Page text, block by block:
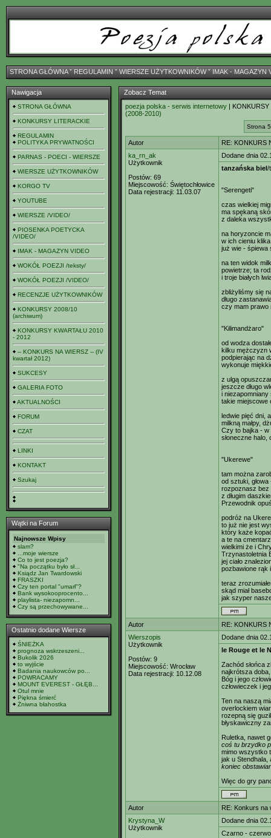
STRONA GŁÓWNAˇ REGULAMIN ˇ WIERSZE UŻYTKOWNIKÓWˇ IMAK - MAGAZYN
Nawigacja
STRONA GŁÓWNA
KONKURSY LITERACKIE
REGULAMIN
POLITYKA PRYWATNOŚCI
PARNAS - POECI - WIERSZE
WIERSZE UŻYTKOWNIKÓW
KORGO TV
YOUTUBE
WIERSZE /VIDEO/
PIOSENKA POETYCKA
/VIDEO/
IMAK - MAGAZYN VIDEO
WOKÓŁ POEZJI /teksty/
WOKÓŁ POEZJI /VIDEO/
RECENZJE UŻYTKOWNIKÓW
KONKURSY 2008/10
(archiwum)
KONKURSY KWARTAŁU 2010
- 2012
-- KONKURS NA WIERSZ -- (IV
kwartał 2012)
SUKCESY
GALERIA FOTO
AKTUALNOŚCI
FORUM
CZAT
LINKI
KONTAKT
Szukaj
Wątki na Forum
Najnowsze Wpisy
slam?
...moje wiersze
Co to jest poezja?
"Na początku było sł...
Ksiądz Jan Twardowski
FRASZKI
Czy ten portal "umarł"?
Bank wysokooprocento...
playlista- niezapomn...
Czy są przechowywane...
Ostatnio dodane Wiersze
ŚNIEŻKA
prognoza wskrzeszeni...
Bukolik 2026
to wyjście
Badania naukowców po...
POWRACAMY
MOUNT EVEREST - GŁĘB...
Otul mnie
Piękna śmierć
Żniwna błahostka
Zobacz Temat
poezja polska - serwis internetowy |
(2008-2010)
Strona
Autor
RE: KONKURS
ka_rn_ak
Użytkownik
Postów: 69
Miejscowość: Świętochłowice
Data rejestracji: 11.03.07
Dodane dnia
tanzańska biel/
"Serengeti"
czas wielkiej
ma spękaną
z daleka
na horyzoncie
w ich cieniu
już wie - śpiewa
na ten widok
powietrze; ta
i troje białych
zbliżyliśmy się
długo
czy mam prawo
"Kilimandżaro"
od wodza
kilku mężczyzn
podpierając na
wykonuje
z ulgą
jeszcze długo
i
takie miejscowe
ledwie pięć dni,
milkną małpy,
Czy to bajka - w
słoneczne
"Ukerewe"
tam można
od sztuki,
rozpoznasz bez
z długim
Przewodnik
podróż na
to już nie jest
który każe
a te na
wielkimi że i
Trzynastoletnia
jej ciało
pozbawione rąk
teraz
skąd miał
jak szyper
Autor
RE: KONKURS
Wierszopis
Użytkownik
Postów: 9
Miejscowość: Wrocław
Data rejestracji: 10.12.08
Dodane dnia
le Rouge et le
Zachód słońca
najkrótsza
Bóg i jego
człowieczek i
Ten na naszą
overlockiem
rozepną się
błyskawiczny
Ruletka, nawet
coś tu brzydko
mimo wszystko
jak u Stendhala,
koniec
Więc do gry
Autor
RE: Konkurs na
Krystyna_W
Użytkownik
Dodane dnia
Czarno -